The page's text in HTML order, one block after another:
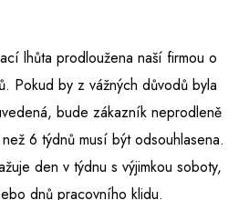
lhůta prodloužena naší firmou o
Pokud by z vážných důvodů byla
bude zákazník neprodleně
6 týdnů musí být odsouhlasena.
den v týdnu s výjimkou soboty,
dnů pracovního klidu.